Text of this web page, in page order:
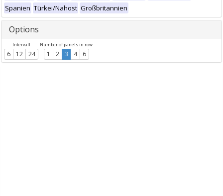
Spanien Türkei/Nahost Großbritannien
Options
Intervall
6 12 24
Number of panels in row
1 2 3 4 6